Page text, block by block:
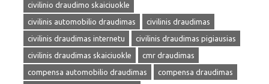
civilinio draudimo skaiciuokle
civilinis automobilio draudimas
civilinis draudimas
civilinis draudimas internetu
civilinis draudimas pigiausias
civilinis draudimas skaiciuokle
cmr draudimas
compensa automobilio draudimas
compensa draudimas